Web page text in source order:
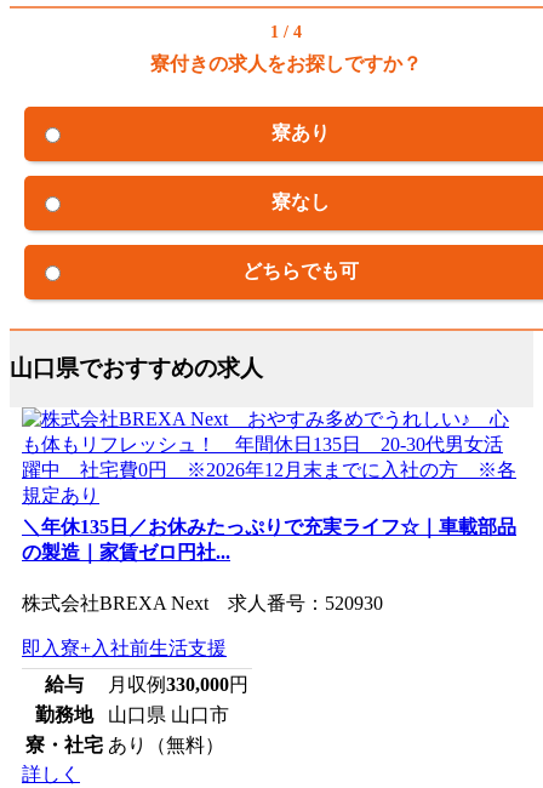
1 / 4
寮付きの求人をお探しですか？
寮あり
寮なし
どちらでも可
山口県でおすすめの求人
＼年休135日／お休みたっぷりで充実ライフ☆｜車載部品
の製造｜家賃ゼロ円社...
株式会社BREXA Next 求人番号：520930
即入寮+入社前生活支援
給与
月収例330,000円
勤務地
山口県 山口市
寮・社宅 あり（無料）
詳しく